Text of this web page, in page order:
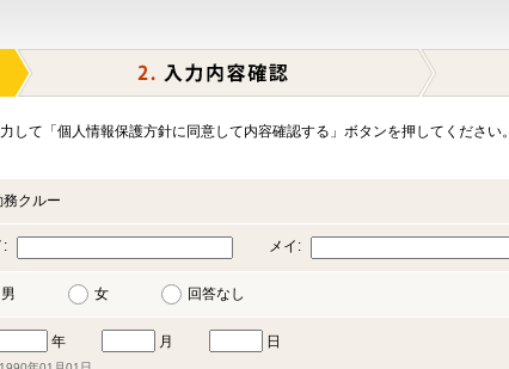
して「個人情報保護方針に同意して内容確認する」ボタンを押してください。
務クルー
: メイ:
男 女 回答なし
年 月 日